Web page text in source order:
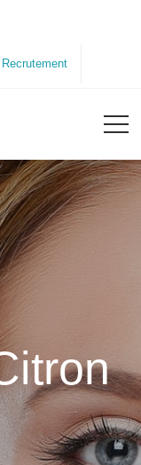
Recrutement